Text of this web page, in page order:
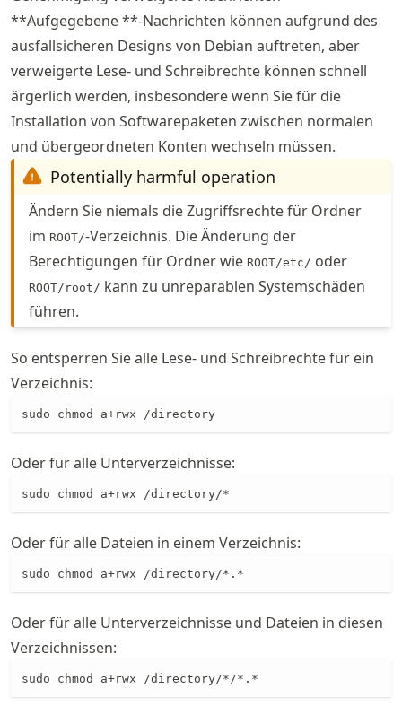
**Aufgegebene **-Nachrichten können aufgrund des
ausfallsicheren Designs von Debian auftreten, aber
verweigerte Lese- und Schreibrechte können schnell
ärgerlich werden, insbesondere wenn Sie für die
Installation von Softwarepaketen zwischen normalen
und übergeordneten Konten wechseln müssen.
Potentially harmful operation
Ändern Sie niemals die Zugriffsrechte für Ordner
im ROOT/-Verzeichnis. Die Änderung der
Berechtigungen für Ordner wie ROOT/etc/ oder
ROOT/root/ kann zu unreparablen Systemschäden
führen.
So entsperren Sie alle Lese- und Schreibrechte für ein
Verzeichnis:
sudo chmod a+rwx /directory
Oder für alle Unterverzeichnisse:
sudo chmod a+rwx /directory/*
Oder für alle Dateien in einem Verzeichnis:
sudo chmod a+rwx /directory/*.*
Oder für alle Unterverzeichnisse und Dateien in diesen
Verzeichnissen:
sudo chmod a+rwx /directory/*/*.*